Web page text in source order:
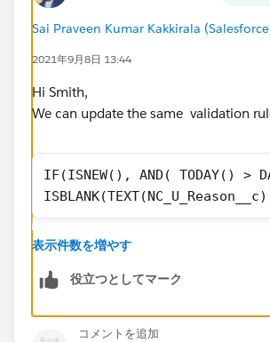
Sai Praveen Kumar Kakkirala
2021年9月8日 13:44
Hi Smith,
We can update the same validation
IF(ISNEW(), AND( TODAY()
If this solution helps, Please mark it
Thanks
表示件数を増やす
役立つとしてマーク
コメントを追加